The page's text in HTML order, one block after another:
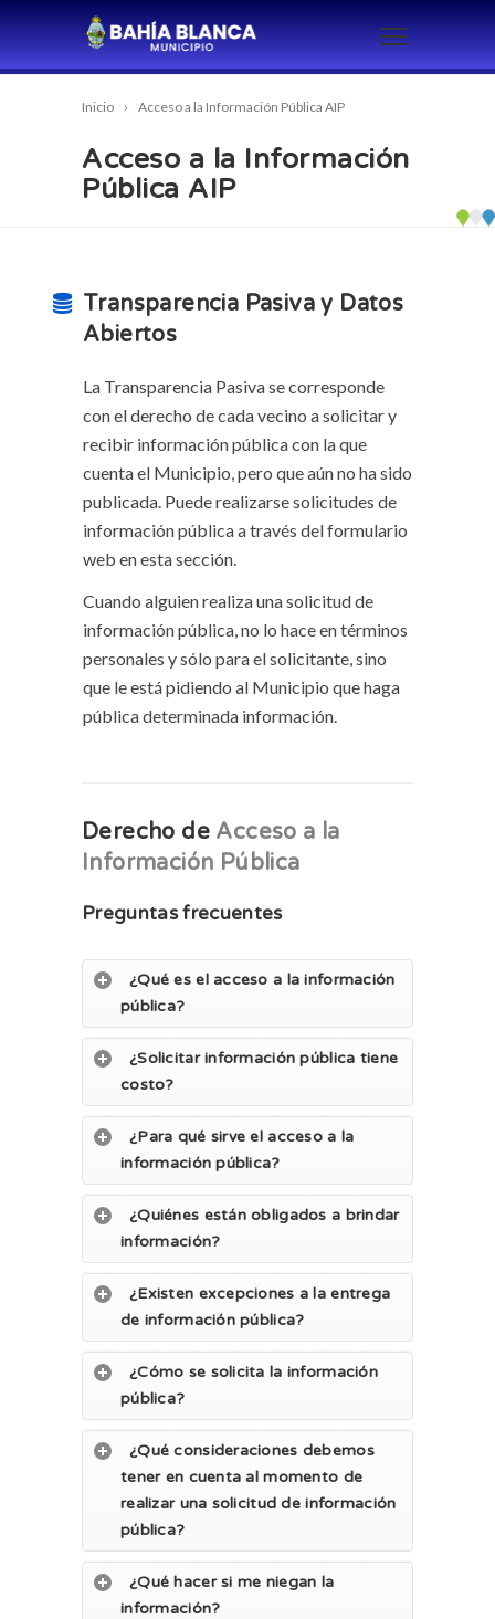
Inicio Acceso a la Información Pública AIP
Acceso a la Información
Pública AIP
Transparencia Pasiva y Datos
Abiertos
La Transparencia Pasiva se corresponde
con el derecho de cada vecino a solicitar y
recibir información pública con la que
cuenta el Municipio, pero que aún no ha sido
publicada. Puede realizarse solicitudes de
información pública a través del formulario
web en esta sección.
Cuando alguien realiza una solicitud de
información pública, no lo hace en términos
personales y sólo para el solicitante, sino
que le está pidiendo al Municipio que haga
pública determinada información.
Derecho de Acceso a la
Información Pública
Preguntas frecuentes
¿Qué es el acceso a la información
pública?
¿Solicitar información pública tiene
costo?
¿Para qué sirve el acceso a la
información pública?
¿Quiénes están obligados a brindar
información?
¿Existen excepciones a la entrega
de información pública?
¿Cómo se solicita la información
pública?
¿Qué consideraciones debemos
tener en cuenta al momento de
realizar una solicitud de información
pública?
¿Qué hacer si me niegan la
información?